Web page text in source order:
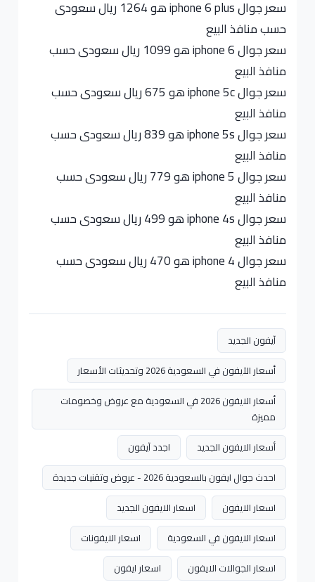
سعر جوال iphone 6 plus هو 1264 ريال سعودى
حسب منافذ البيع
سعر جوال iphone 6 هو 1099 ريال سعودى حسب
منافذ البيع
سعر جوال iphone 5c هو 675 ريال سعودى حسب
منافذ البيع
سعر جوال iphone 5s هو 839 ريال سعودى حسب
منافذ البيع
سعر جوال iphone 5 هو 779 ريال سعودى حسب
منافذ البيع
سعر جوال iphone 4s هو 499 ريال سعودى حسب
منافذ البيع
سعر جوال iphone 4 هو 470 ريال سعودى حسب
منافذ البيع
آيفون الجديد
أسعار الآيفون في السعودية 2026 وتحديثات الأسعار
أسعار الايفون 2026 في السعودية مع عروض وخصومات
مميزة
أسعار الايفون الجديد
اجدد آيفون
احدث جوال ايفون بالسعودية 2026 - عروض وتقنيات جديدة
اسعار الايفون
اسعار الايفون الجديد
اسعار الايفون في السعودية
اسعار الايفونات
اسعار الجوالات الايفون
اسعار ايفون